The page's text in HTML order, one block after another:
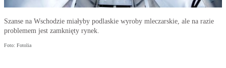
Szanse na Wschodzie miałyby podlaskie wyroby mleczarskie, ale na razie
problemem jest zamknięty rynek.
Foto: Fotolia